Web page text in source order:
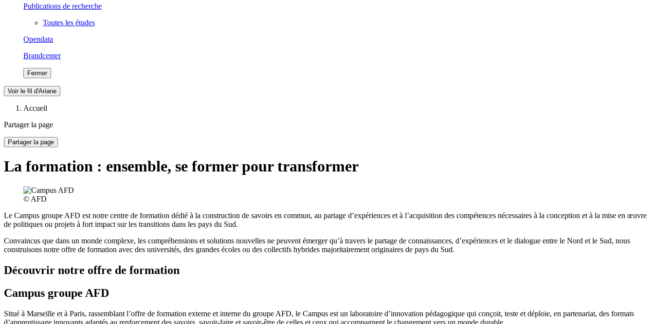
Publications de recherche
Toutes les études
Opendata
Brandcenter
Fermer
Voir le fil d'Ariane
Accueil
Partager la page
Partager la page
La formation : ensemble, se former pour transformer
© AFD
Le Campus groupe AFD est notre centre de formation dédié à la construction de savoirs en commun, au partage d’expériences et à l’acquisition des compétences nécessaires à la conception et à la mise en œuvre
de politiques ou projets à fort impact sur les transitions dans les pays du Sud.
Convaincus que dans un monde complexe, les compréhensions et solutions nouvelles ne peuvent émerger qu’à travers le partage de connaissances, d’expériences et le dialogue entre le Nord et le Sud, nous
construisons notre offre de formation avec des universités, des grandes écoles ou des collectifs hybrides majoritairement originaires de pays du Sud.
Découvrir notre offre de formation
Campus groupe AFD
Situé à Marseille et à Paris, rassemblant l’offre de formation externe et interne du groupe AFD, le Campus est un laboratoire d’innovation pédagogique qui conçoit, teste et déploie, en partenariat, des formats
d’apprentissage innovants adaptés au renforcement des savoirs, savoir-faire et savoir-être de celles et ceux qui accompagnent le changement vers un monde durable.